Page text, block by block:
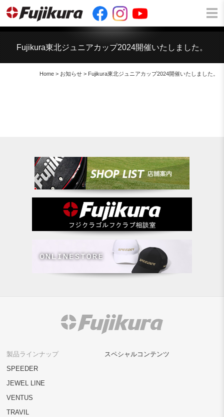
Fujikura東北ジュニアカップ2024開催いたしました。
Home> お知らせ> Fujikura東北ジュニアカップ2024開催いたしました。
製品ラインナップ
SPEEDER
JEWEL LINE
VENTUS
TRAVIL
スペシャルコンテンツ